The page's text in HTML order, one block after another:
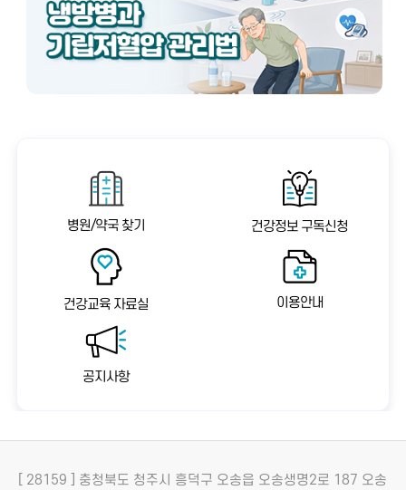
병원/약국 찾기 건강정보 구독신청
건강교육 자료실 이용안내
공지사항
[ 28159 ] 충청북도 청주시 흥덕구 오송읍 오송생명2로 187 오송